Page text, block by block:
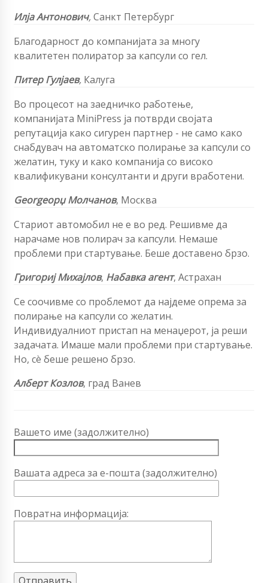
Илја Антонович,Санкт Петербург
Благодарност до компанијата за многу
квалитетен полиратор за капсули со гел.
Питер Гулјаев, Калуга
Во процесот на заедничко работење,
компанијата MiniPress ја потврди својата
репутација како сигурен партнер - не само како
снабдувач на автоматско полирање за капсули со
желатин, туку и како компанија со високо
квалификувани консултанти и други вработени.
Georgeорџ Молчанов, Москва
Стариот автомобил не е во ред. Решивме да
нарачаме нов полирач за капсули. Немаше
проблеми при стартување. Беше доставено брзо.
Григориј Михајлов, Набавка агент, Астрахан
Се соочивме со проблемот да најдеме опрема за
полирање на капсули со желатин.
Индивидуалниот пристап на менаџерот, ја реши
задачата. Имаше мали проблеми при стартување.
Но, сè беше решено брзо.
Алберт Козлов, град Ванев
Вашето име (задолжително)
Вашата адреса за е-пошта (задолжително)
Повратна информација: